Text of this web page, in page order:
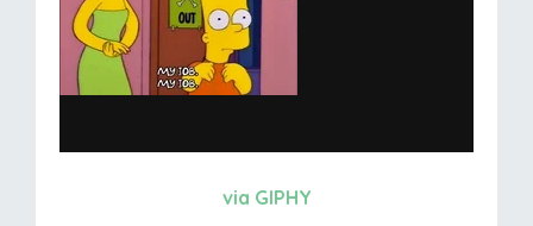
via GIPHY